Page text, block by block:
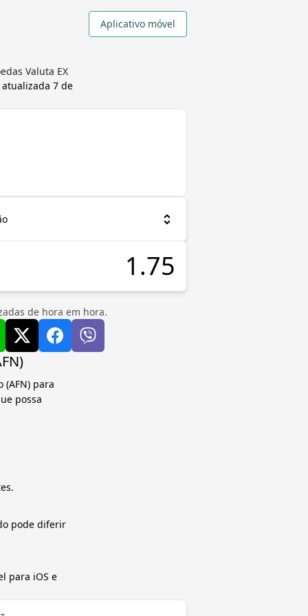
Aplicativo móvel
Valuta EX
7 de
de hora em hora.
(AFN) para
possa
pode diferir
para iOS e